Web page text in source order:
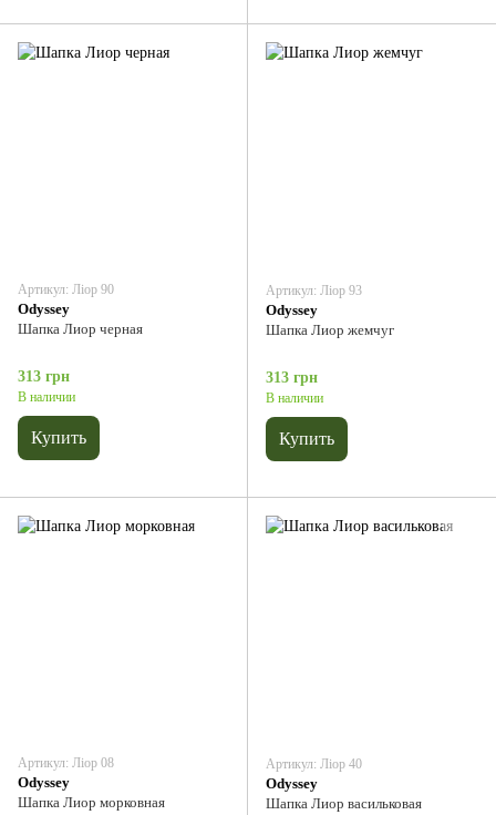
Артикул: Ліор 90
Odyssey
Шапка Лиор черная
313 грн
В наличии
Купить
Артикул: Ліор 93
Odyssey
Шапка Лиор жемчуг
313 грн
В наличии
Купить
Артикул: Ліор 08
Odyssey
Шапка Лиор морковная
Артикул: Ліор 40
Odyssey
Шапка Лиор васильковая